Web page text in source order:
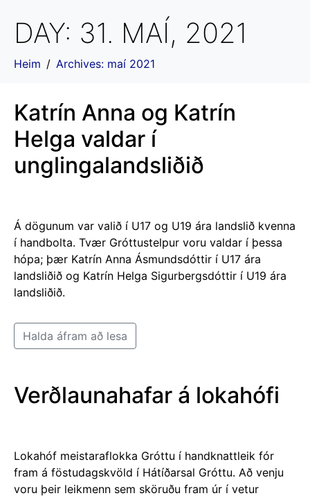
DAY: 31. MAÍ, 2021
Heim Archives: maí 2021
Katrín Anna og Katrín
Helga valdar í
unglingalandsliðið
Á dögunum var valið í U17 og U19 ára landslið kvenna
í handbolta. Tvær Gróttustelpur voru valdar í þessa
hópa; þær Katrín Anna Ásmundsdóttir í U17 ára
landsliðið og Katrín Helga Sigurbergsdóttir í U19 ára
landsliðið.
Halda áfram að lesa
Verðlaunahafar á lokahófi
Lokahóf meistaraflokka Gróttu í handknattleik fór
fram á föstudagskvöld í Hátíðarsal Gróttu. Að venju
voru þeir leikmenn sem sköruðu fram úr í vetur